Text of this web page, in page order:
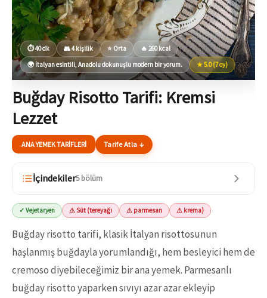
⏱ 40 dk 👥 4 kişilik ⭐ Orta
🔥 260 kcal
🌍 İtalyan esintili, Anadolu dokunuşlu modern bir yorum.
★ 5.0 (7 oy)
Buğday Risotto Tarifi: Kremsi
Lezzet
ANA YEMEK TARIFLERI Tarife Atla ↓
İçindekiler5 bölüm
✓ Vejetaryen ⚠ Süt (tereyağı ⚠ parmesan ⚠ krema)
Buğday risotto tarifi, klasik İtalyan risottosunun
haşlanmış buğdayla yorumlandığı, hem besleyici hem de
cremoso diyebileceğimiz bir ana yemek. Parmesanlı
buğday risotto yaparken sıvıyı azar azar ekleyip